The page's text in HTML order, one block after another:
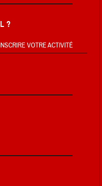
?
INSCRIRE VOTRE ACTIVITÉ